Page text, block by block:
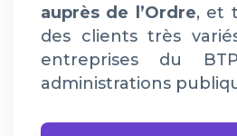
auprès de l’Ordre, et
des clients très
entreprises du
administrations